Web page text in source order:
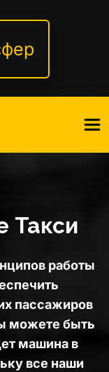
Такси
работы
пассажиров
можете быть
машина в
все наши